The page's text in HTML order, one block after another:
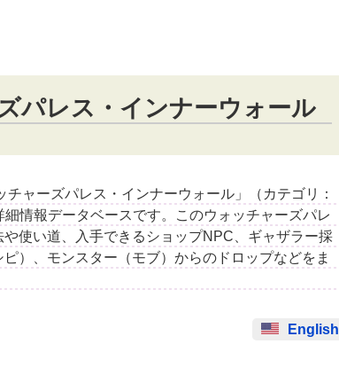
パレス・インナーウォール
ャーズパレス・インナーウォール」（カテゴリ：
情報データベースです。このウォッチャーズパレ
使い道、入手できるショップNPC、ギャザラー採
）、モンスター（モブ）からのドロップなどをま
English